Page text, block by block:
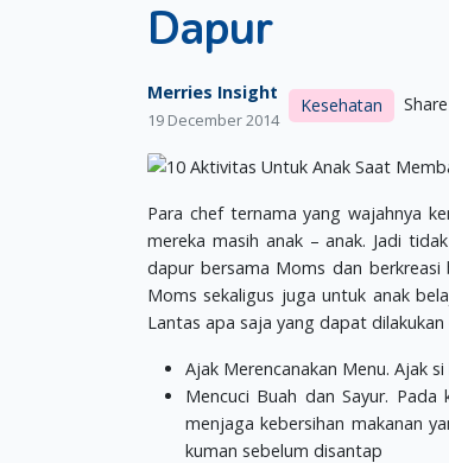
Dapur
Merries Insight
19 December 2014
Kesehatan Share
Para chef ternama yang wajahnya
mereka masih anak – anak. Jadi
dapur bersama Moms dan
Moms sekaligus juga untuk anak
Lantas apa saja yang dapat
Ajak Merencanakan Menu. Ajak
Mencuci Buah dan Sayur.
menjaga kebersihan makanan
kuman sebelum disantap